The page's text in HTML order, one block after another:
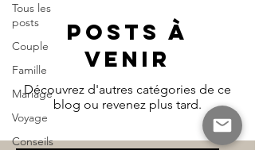
Tous les
posts
Couple
Famille
Mariage
Voyage
Conseils
Posts à
venir
Découvrez d'autres catégories de ce
blog ou revenez plus tard.